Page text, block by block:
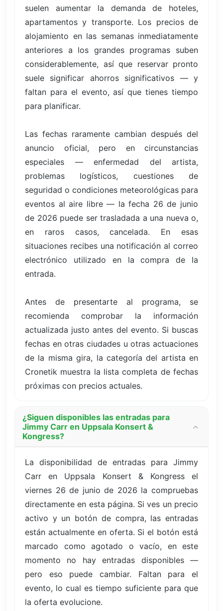
suelen aumentar la demanda de hoteles,
apartamentos y transporte. Los precios de
alojamiento en las semanas inmediatamente
anteriores a los grandes programas suben
considerablemente, así que reservar pronto
suele significar ahorros significativos — y
faltan para el evento, así que tienes tiempo
para planificar.
Las fechas raramente cambian después del
anuncio oficial, pero en circunstancias
especiales — enfermedad del artista,
problemas logísticos, cuestiones de
seguridad o condiciones meteorológicas para
eventos al aire libre — la fecha 26 de junio
de 2026 puede ser trasladada a una nueva o,
en raros casos, cancelada. En esas
situaciones recibes una notificación al correo
electrónico utilizado en la compra de la
entrada.
Antes de presentarte al programa, se
recomienda comprobar la información
actualizada justo antes del evento. Si buscas
fechas en otras ciudades u otras actuaciones
de la misma gira, la categoría del artista en
Cronetik muestra la lista completa de fechas
próximas con precios actuales.
¿Siguen disponibles las entradas para
Jimmy Carr en Uppsala Konsert &
Kongress?
La disponibilidad de entradas para Jimmy
Carr en Uppsala Konsert & Kongress el
viernes 26 de junio de 2026 la compruebas
directamente en esta página. Si ves un precio
activo y un botón de compra, las entradas
están actualmente en oferta. Si el botón está
marcado como agotado o vacío, en este
momento no hay entradas disponibles —
pero eso puede cambiar. Faltan para el
evento, lo cual es tiempo suficiente para que
la oferta evolucione.